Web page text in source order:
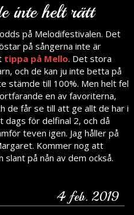
inte helt rätt
på Melodifestivalen. Det
på sångerna inte är
tippa på Mello. Det stora
och de kan ju inte betta på
stämde till 100%. Men helt fel
en av favoriterna,
de får se till att ge allt de har i
dags för delfinal 2, och då
teven igen. Jag håller på
Kommer nog att
på nån av dem också.
4 feb. 2019